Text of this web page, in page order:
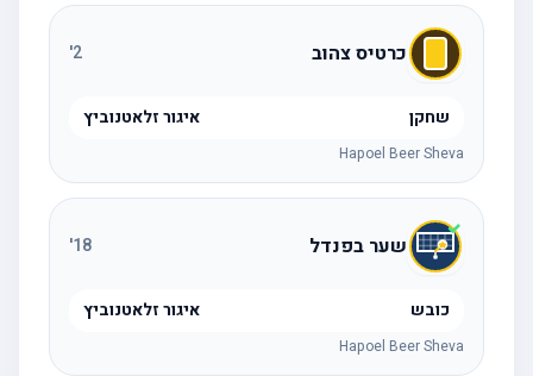
כרטיס צהוב
שחקן איגור זלאטנוביץ
Hapoel Beer Sheva
שער בפנדל 18
'
כובש איגור זלאטנוביץ
Hapoel Beer Sheva